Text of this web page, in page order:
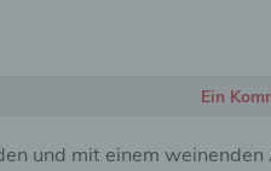
Ein
und mit einem weinenden